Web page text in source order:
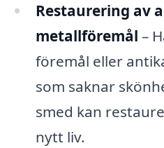
Restaurering av
metallföremål –
föremål eller
som saknar
smed kan
nytt liv.